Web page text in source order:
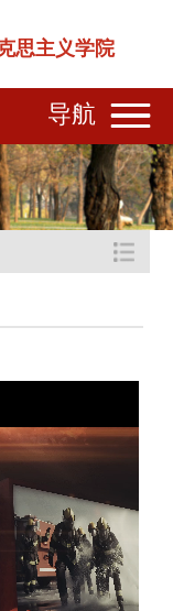
思主义学院
导航